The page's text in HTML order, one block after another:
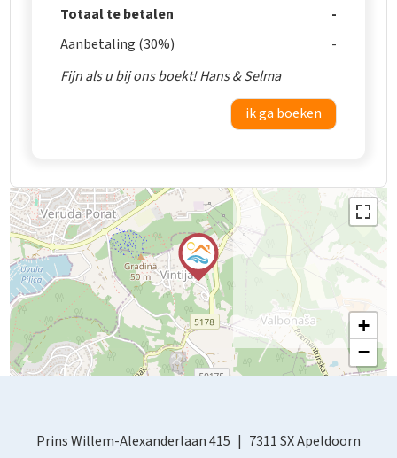
Totaal te betalen
Aanbetaling (30%)
Fijn als u bij ons boekt! Hans & Selma
ik ga boeken
+
−
Prins Willem-Alexanderlaan 415
7311 SX Apeldoorn